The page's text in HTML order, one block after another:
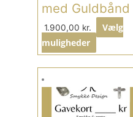
med Guldbånd
1.900,00 kr.
Vælg
muligheder